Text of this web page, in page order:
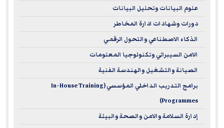
and make sharp business decisions.
Flexible Learning and Practical Application:The focus
is on real-world application, so you can put your new
leadership skills to work right away.
These courses are perfect if you're ready to sharpen your
strategic leadership skills and make a significant impact in
your organization.
For more information on ILM – please visitwww.i-l-m.com
علوم البيانات وتحليل البيانات
دورات وشهادات ادارة المخاطر
الذكاء الاصطناعي والتحول الرقمي
الامن السيبراني وتكنولوجيا المعلومات
الصيانة والتشغيل والهندسة الفنية
برامج التدريب الداخلي المؤسسي (In-House Training
Programmes)
إدارة السلامة والامن والصحة والبيئة